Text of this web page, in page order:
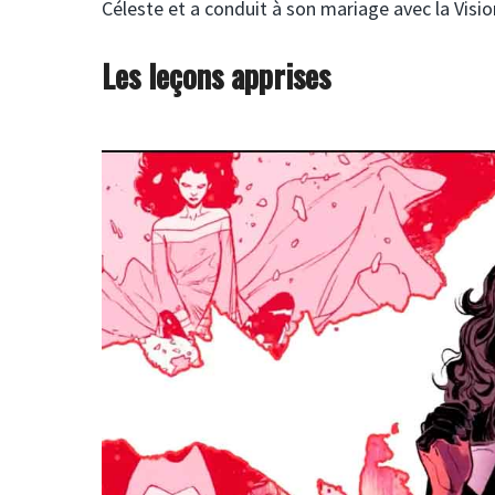
Céleste et a conduit à son mariage avec la
Les leçons apprises